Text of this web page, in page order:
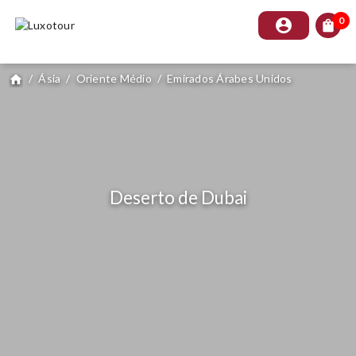
account_circle shopping_bag 0
home / Ásia / Oriente Médio / Emirados Árabes Unidos
Deserto de Dubai